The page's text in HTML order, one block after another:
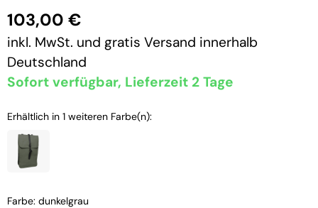
103,00 €
inkl. MwSt. und gratis Versand innerhalb
Deutschland
Sofort verfügbar, Lieferzeit 2 Tage
Erhältlich in 1 weiteren Farbe(n):
Farbe: dunkelgrau